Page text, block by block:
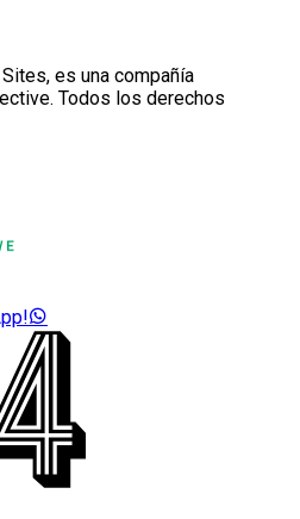
es una compañía
Todos los derechos